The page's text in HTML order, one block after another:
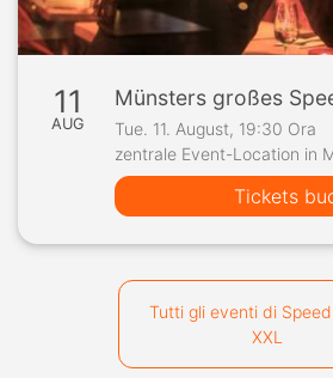
11
AUG
Münsters großes
Tue. 11. August, 19:30 Ora
zentrale Event-Location in
Tickets
Tutti gli eventi di
XXL